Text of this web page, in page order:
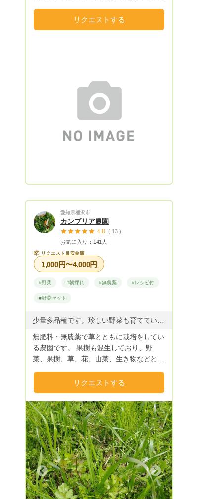
リクエストする
愛知県稲沢市
カンブリア農園
4.8 ( 13 )
お気に入り：141人
📦 リクエスト目安金額
1,000円〜4,000円
#野菜 #朝採れ #無農薬 #レシピ付
#野菜セット
無肥料・無農薬で草とともに栽培をしてい
る農園です。 果樹も混生しており、野
菜、果樹、草、花、山菜、生き物などと共
ることで、野菜、山菜、果物などの本来の
性質を引き出し、食べた方が元気になって
いただけたら幸いです。
リクエストする
Next